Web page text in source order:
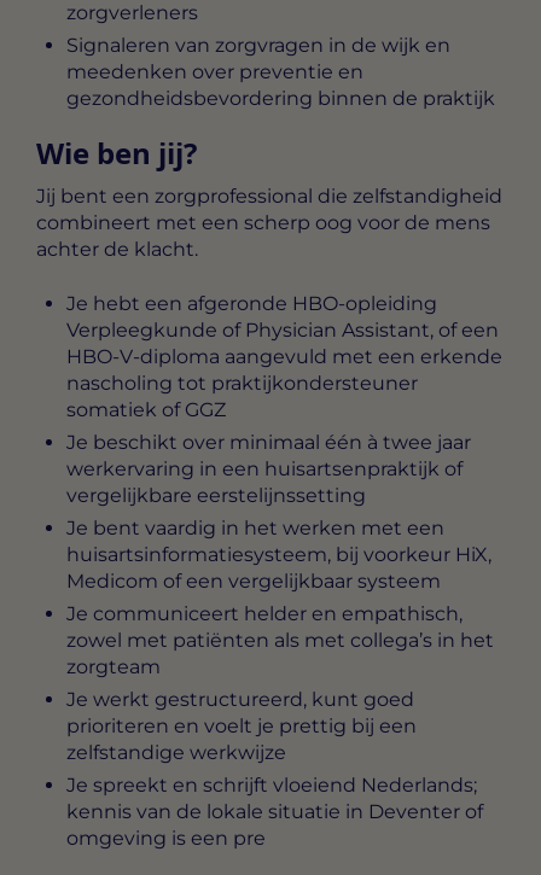
zorgverleners
Signaleren van zorgvragen in de wijk en
meedenken over preventie en
gezondheidsbevordering binnen de praktijk
Wie ben jij?
Jij bent een zorgprofessional die zelfstandigheid
combineert met een scherp oog voor de mens
achter de klacht.
Je hebt een afgeronde HBO-opleiding
Verpleegkunde of Physician Assistant, of een
HBO-V-diploma aangevuld met een erkende
nascholing tot praktijkondersteuner
somatiek of GGZ
Je beschikt over minimaal één à twee jaar
werkervaring in een huisartsenpraktijk of
vergelijkbare eerstelijnssetting
Je bent vaardig in het werken met een
huisartsinformatiesysteem, bij voorkeur HiX,
Medicom of een vergelijkbaar systeem
Je communiceert helder en empathisch,
zowel met patiënten als met collega’s in het
zorgteam
Je werkt gestructureerd, kunt goed
prioriteren en voelt je prettig bij een
zelfstandige werkwijze
Je spreekt en schrijft vloeiend Nederlands;
kennis van de lokale situatie in Deventer of
omgeving is een pre